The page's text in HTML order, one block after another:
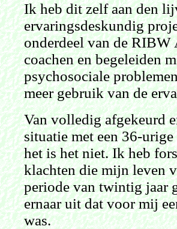
Ik heb dit zelf aan den
ervaringsdeskundig
onderdeel van de
coachen en begeleiden
psychosociale
meer gebruik van de
Van volledig afgekeurd
situatie met een 36-
het is het niet. Ik heb
klachten die mijn leven
periode van twintig jaar
ernaar uit dat voor mij
was.